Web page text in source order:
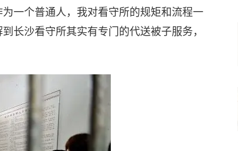
一个普通人，我对看守所的规矩和流程一
长沙看守所其实有专门的代送被子服务，